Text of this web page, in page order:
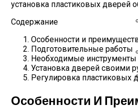
установка пластиковых дверей
Содержание
Особенности и
Подготовительные работы
Необходимые
Установка дверей своими
Регулировка пластиковых
Особенности И